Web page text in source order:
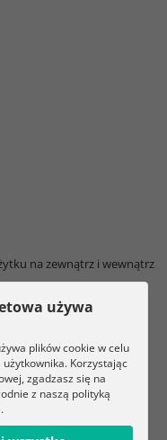
na zewnątrz i wewnątrz
używa
plików cookie w celu
Korzystając
zgadzasz się na
z naszą polityką